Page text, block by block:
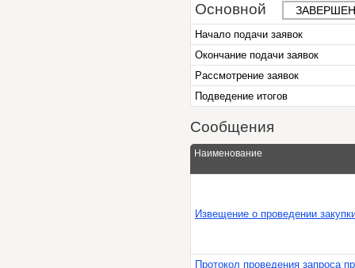
Основной
Начало подачи заявок
Окончание подачи заявок
Рассмотрение заявок
Подведение итогов
Сообщения
Наименование
Извещение о проведении
Протокол проведения запроса